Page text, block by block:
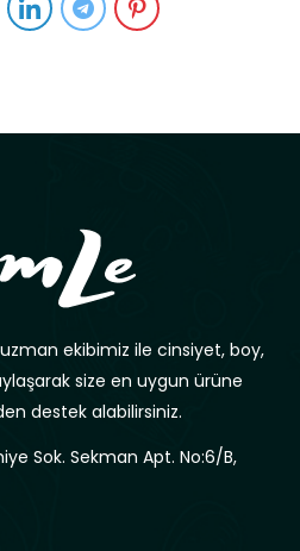
ekibimiz ile cinsiyet, boy,
size en uygun ürüne
destek alabilirsiniz.
Sok. Sekman Apt. No:6/B,